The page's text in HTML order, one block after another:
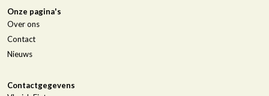
Onze pagina's
Over ons
Contact
Nieuws
Contactgegevens